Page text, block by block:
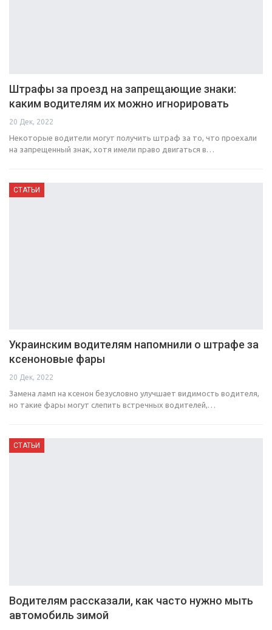
Штрафы за проезд на запрещающие знаки:
каким водителям их можно игнорировать
20 Дек, 2022
Некоторые водители могут получить штраф за то, что проехали
на запрещенный знак, хотя имели право двигаться в…
СТАТЬИ
Украинским водителям напомнили о штрафе за
ксеноновые фары
20 Дек, 2022
Замена ламп на ксенон безусловно улучшает видимость водителя,
но такие фары могут слепить встречных водителей,…
СТАТЬИ
Водителям рассказали, как часто нужно мыть
автомобиль зимой